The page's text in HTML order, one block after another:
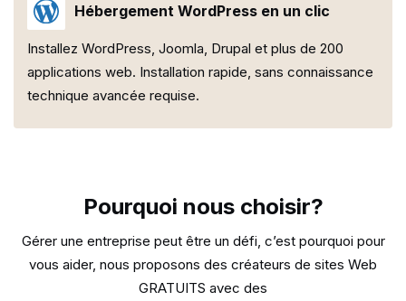
Hébergement WordPress en un clic
Installez WordPress, Joomla, Drupal et plus de 200
applications web. Installation rapide, sans connaissance
technique avancée requise.
Pourquoi nous choisir?
Gérer une entreprise peut être un défi, c’est pourquoi pour
vous aider, nous proposons des créateurs de sites Web
GRATUITS avec des